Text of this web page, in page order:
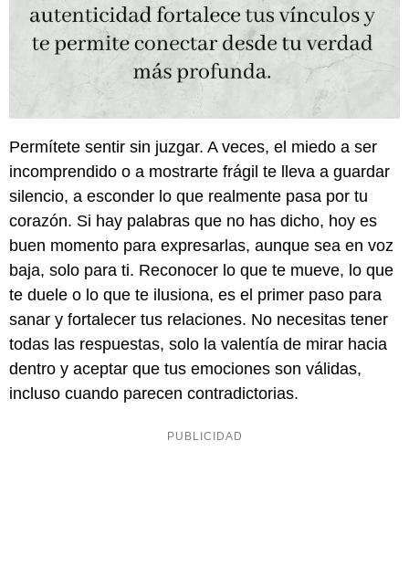
Permítete sentir sin juzgar. A veces, el miedo a ser
incomprendido o a mostrarte frágil te lleva a guardar
silencio, a esconder lo que realmente pasa por tu
corazón. Si hay palabras que no has dicho, hoy es
buen momento para expresarlas, aunque sea en voz
baja, solo para ti. Reconocer lo que te mueve, lo que
te duele o lo que te ilusiona, es el primer paso para
sanar y fortalecer tus relaciones. No necesitas tener
todas las respuestas, solo la valentía de mirar hacia
dentro y aceptar que tus emociones son válidas,
incluso cuando parecen contradictorias.